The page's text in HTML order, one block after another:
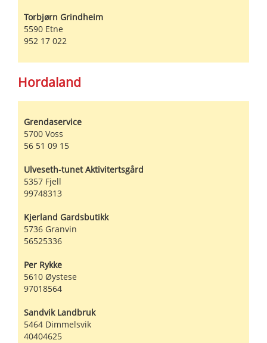
Torbjørn Grindheim
5590 Etne
952 17 022
Hordaland
Grendaservice
5700 Voss
56 51 09 15
Ulveseth-tunet Aktivitertsgård
5357 Fjell
99748313
Kjerland Gardsbutikk
5736 Granvin
56525336
Per Rykke
5610 Øystese
97018564
Sandvik Landbruk
5464 Dimmelsvik
40404625